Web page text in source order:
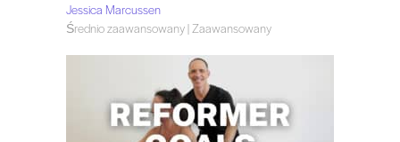
Jessica Marcussen
Średnio zaawansowany | Zaawansowany